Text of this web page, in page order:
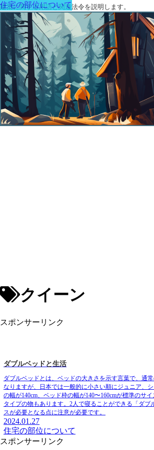
建築に関する用語と関連法令を説明します。
クイーン
スポンサーリンク
住宅の部位について
ダブルベッドと生活
ダブルベッドとは、ベッドの大きさを示す言葉で、通
なりますが、日本では一般的に小さい順にジュニア、
の幅が140cm、ベッド枠の幅が140〜160cmが標準のサ
タイプの物もあります。2人で寝ることができる「ダ
スが必要となる点に注意が必要です。
2024.01.27
住宅の部位について
スポンサーリンク